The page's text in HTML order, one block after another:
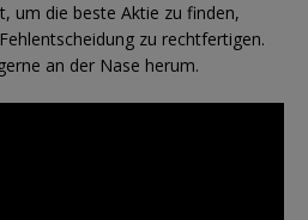
um die beste Aktie zu finden,
zu rechtfertigen.
an der Nase herum.